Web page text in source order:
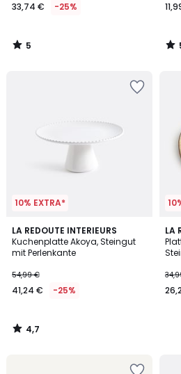
33,74 € -25%
5
/
/
10% EXTRA*
LA REDOUTE INTERIEURS
Kuchenplatte Akoya, Steingut
mit Perlenkante
54,99 €
41,24 € -25%
4,7
/ 5
4,7
/
LA